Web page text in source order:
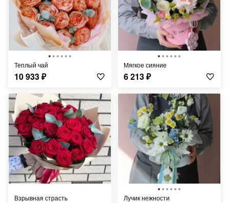
Теплый чай
10 933₽
Мягкое сияние
6 213₽
Взрывная страсть Лучик нежности